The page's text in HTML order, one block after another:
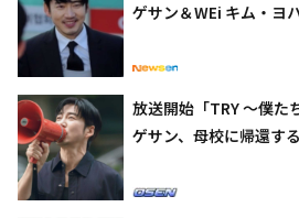
ゲサン＆WEi キム・ヨ
放送開始「TRY ～僕た
ゲサン、母校に帰還す